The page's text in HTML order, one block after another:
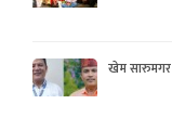
खेम सारुमगर